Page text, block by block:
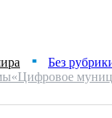
■ Без